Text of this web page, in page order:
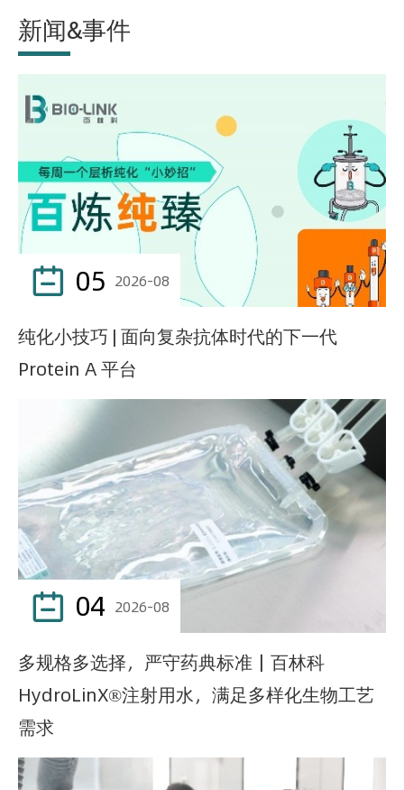
新闻&事件
 05 2026-08
纯化小技巧 | 面向复杂抗体时代的下一代
Protein A 平台
 04 2026-08
多规格多选择，严守药典标准｜百林科
HydroLinX®注射用水，满足多样化生物工艺
需求